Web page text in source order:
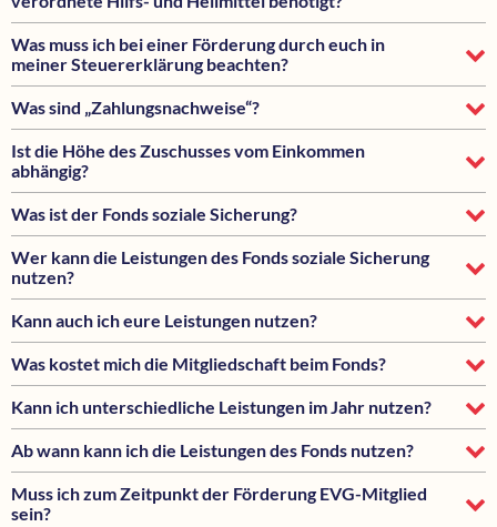
Was muss ich bei einer Förderung durch euch in
meiner Steuererklärung beachten?
Was sind „Zahlungsnachweise“?
Ist die Höhe des Zuschusses vom Einkommen
abhängig?
Was ist der Fonds soziale Sicherung?
Wer kann die Leistungen des Fonds soziale Sicherung
nutzen?
Kann auch ich eure Leistungen nutzen?
Was kostet mich die Mitgliedschaft beim Fonds?
Kann ich unterschiedliche Leistungen im Jahr nutzen?
Ab wann kann ich die Leistungen des Fonds nutzen?
Muss ich zum Zeitpunkt der Förderung EVG-Mitglied
sein?